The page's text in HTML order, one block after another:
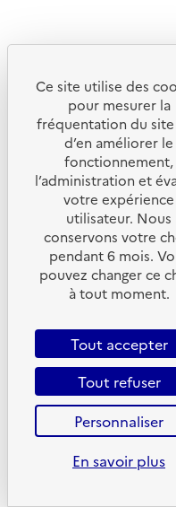
Ce site utilise des
pour mesurer la
fréquentation du
d’en améliorer le
fonctionnement,
l’administration et
votre expérience
utilisateur. Nous
conservons votre
pendant 6 mois.
pouvez changer ce
à tout moment.
Tout accepter
Tout refuser
Personnaliser
En savoir plus